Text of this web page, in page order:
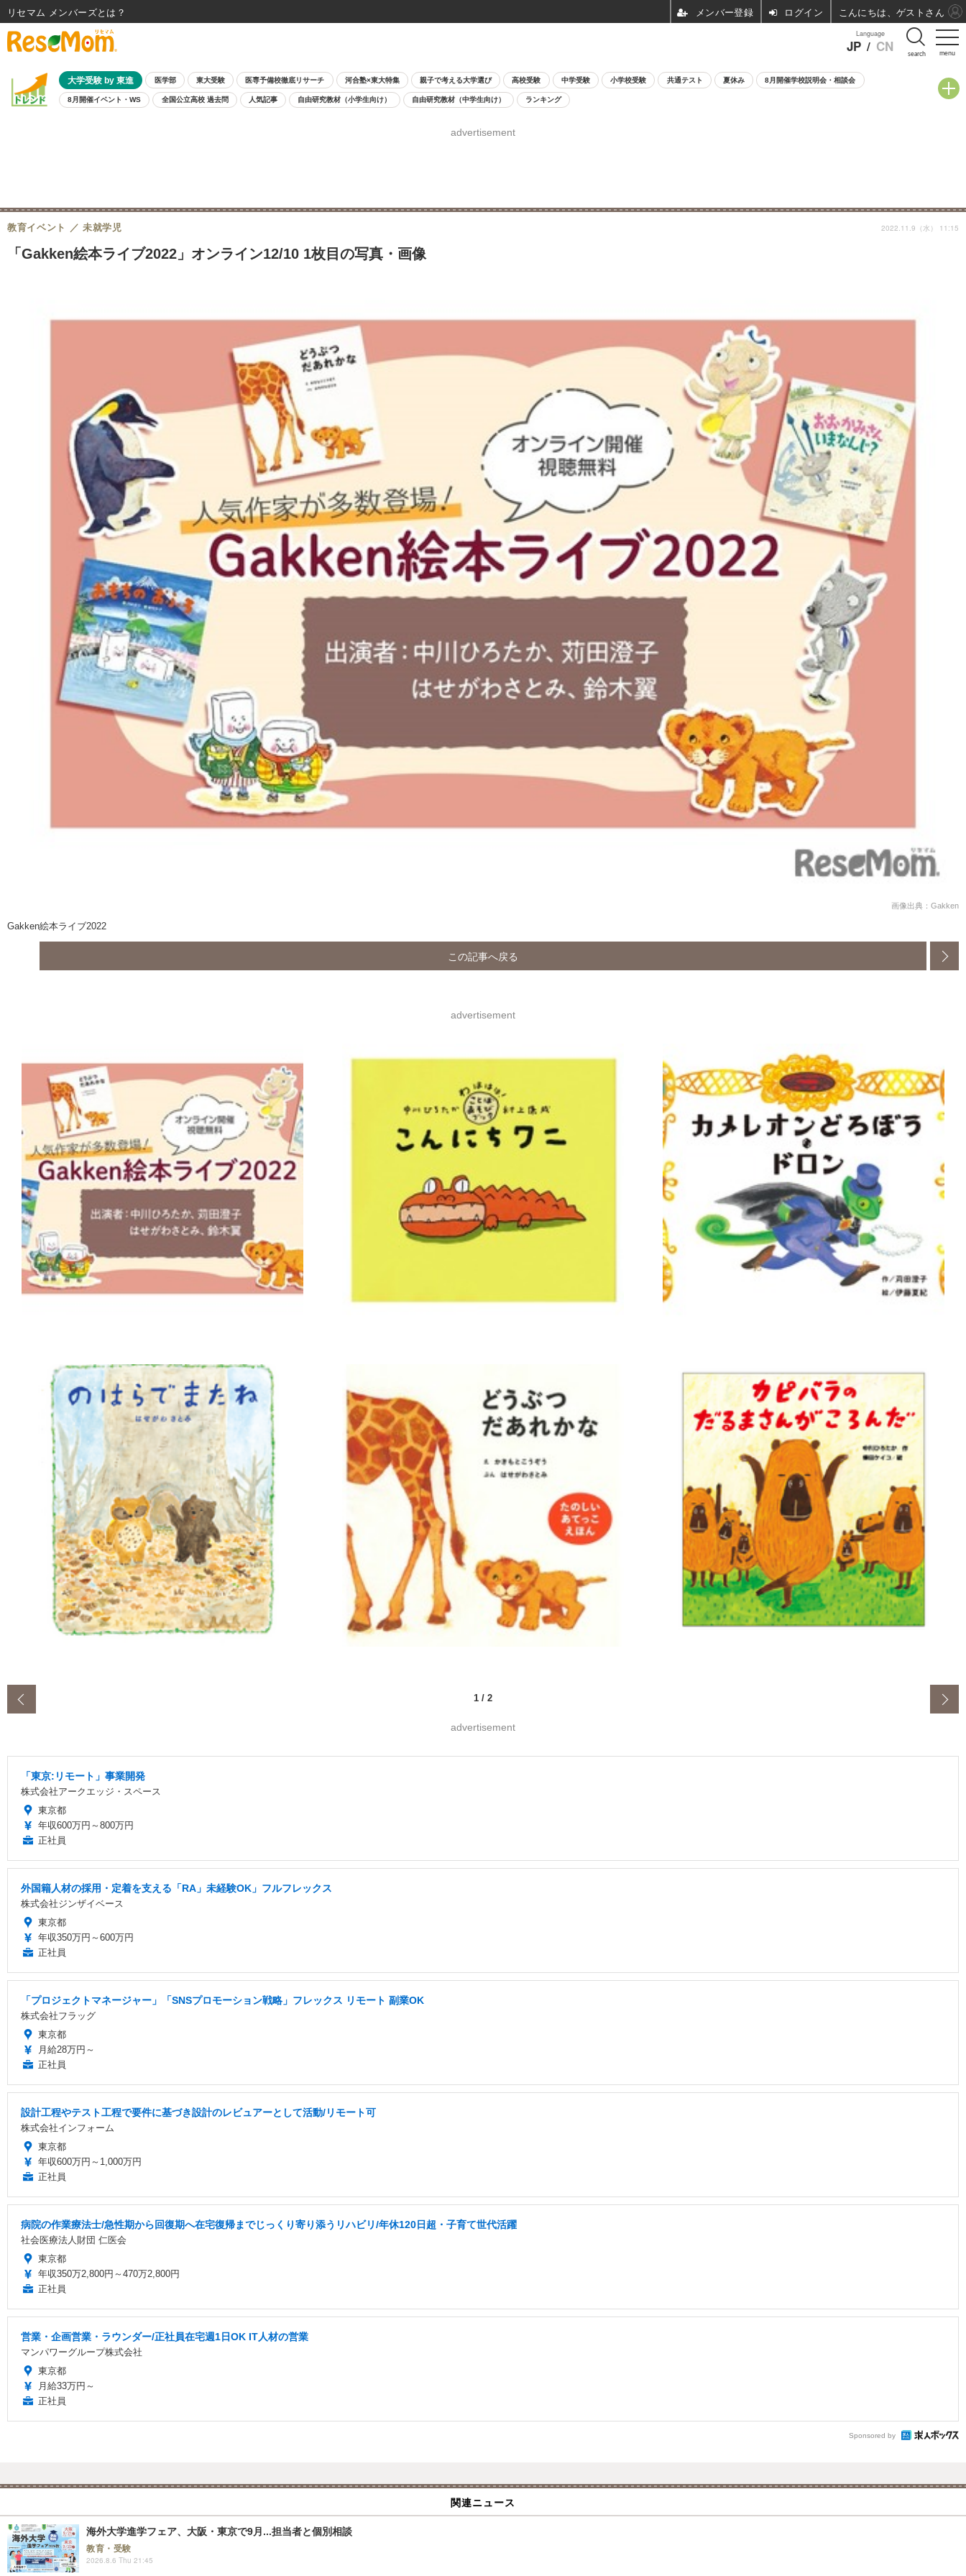
menu
Language
JP / CN search
大学受験 by 東進 医学部 東大受験 医専予備校徹底リサーチ 河合塾×東大特集 親子で考える大学選び 高校受験 中学受験 小学校受験 共通テスト 夏休み 8月開催学校説明会・相談会
8月開催イベント・WS 全国公立高校 過去問 人気記事 自由研究教材（小学生向け） 自由研究教材（中学生向け） ランキング
advertisement
「Gakken絵本ライブ2022」オンライン12/10 1枚目の写真・画像
教育イベント 未就学児 2022.11.9（水） 11:15
画像出典：Gakken
Gakken絵本ライブ2022
この記事へ戻る
advertisement
1 / 2
advertisement
「東京:リモート」事業開発
株式会社アークエッジ・スペース
東京都
年収600万円～800万円
正社員
外国籍人材の採用・定着を支える「RA」未経験OK」フルフレックス
株式会社ジンザイベース
東京都
年収350万円～600万円
正社員
「プロジェクトマネージャー」「SNSプロモーション戦略」フレックス リモート 副業OK
株式会社フラッグ
東京都
月給28万円～
正社員
設計工程やテスト工程で要件に基づき設計のレビュアーとして活動/リモート可
株式会社インフォーム
東京都
年収600万円～1,000万円
正社員
病院の作業療法士/急性期から回復期へ在宅復帰までじっくり寄り添うリハビリ/年休120日超・子育て世代活躍
社会医療法人財団 仁医会
東京都
年収350万2,800円～470万2,800円
正社員
営業・企画営業・ラウンダー/正社員在宅週1日OK IT人材の営業
マンパワーグループ株式会社
東京都
月給33万円～
正社員
Sponsored by
関連ニュース
海外大学進学フェア、大阪・東京で9月...担当者と個別相談
教育・受験
2026.8.6 Thu 21:45
リセマム メンバーズ ログイン こんにちは、ゲストさん